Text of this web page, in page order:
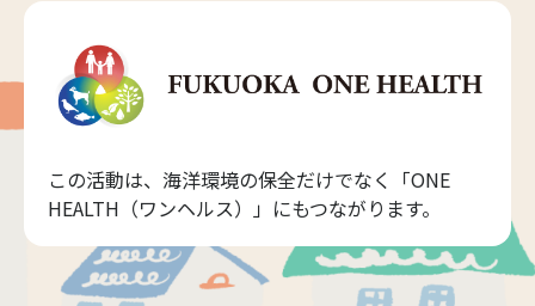
この活動は、海洋環境の保全だけでなく「ONE
HEALTH（ワンヘルス）」にもつながります。